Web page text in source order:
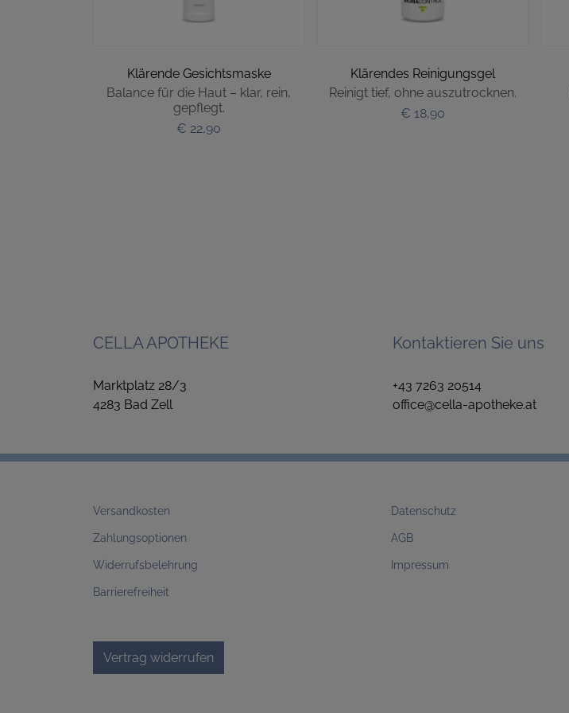
Klärende Gesichtsmaske
Balance für die Haut – klar, rein,
gepflegt.
€ 22,90
Klärendes Reinigungsgel
Reinigt tief, ohne auszutrocknen.
€ 18,90
CELLA APOTHEKE
Marktplatz 28/3
4283 Bad Zell
Kontaktieren Sie uns
+43 7263 20514
office@cella-apotheke.at
Versandkosten
Zahlungsoptionen
Widerrufsbelehrung
Barrierefreiheit
Datenschutz
AGB
Impressum
Vertrag widerrufen